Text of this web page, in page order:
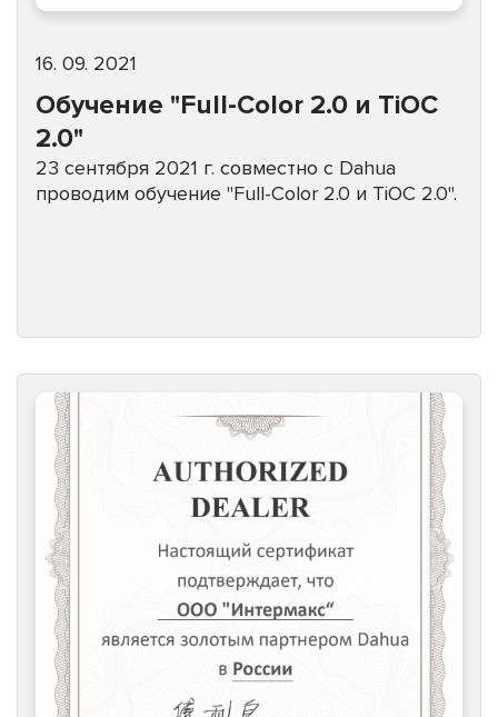
16. 09. 2021
Обучение "Full-Color 2.0 и TiOC
2.0"
23 сентября 2021 г. совместно с Dahua
проводим обучение "Full-Color 2.0 и TiOC 2.0".